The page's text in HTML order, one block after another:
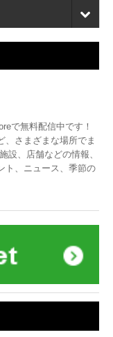
で無料配信中です！
、さまざまな場所でま
設、店舗などの情報、
ト、ニュース、季節の